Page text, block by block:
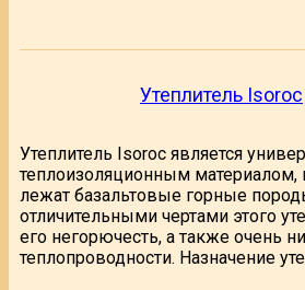
Утеплитель Isoroc
Утеплитель Isoroc является
теплоизоляционным материалом,
лежат базальтовые горные
отличительными чертами этого
его негорючесть, а также очень
теплопроводности. Назначение